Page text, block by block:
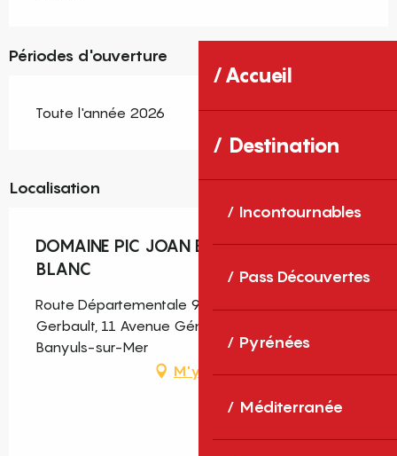
Accueil
Destination
Incontournables
Pass Découvertes
Pyrénées
Méditerranée
Périodes d'ouverture
Toute l'année 2026
Localisation
DOMAINE PIC JOAN ET DOMAINE DU MAS
BLANC
Route Départementale 914 Avenue Alain
Gerbault, 11 Avenue Général de Gaulle, 66650
Banyuls-sur-Mer
M'y rendre